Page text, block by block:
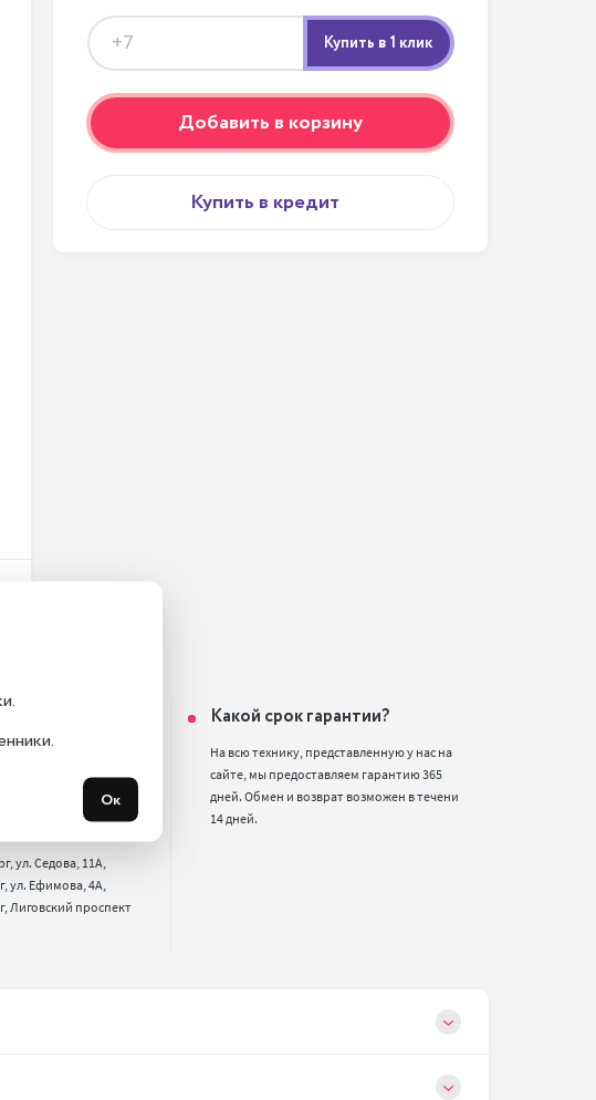
Добавить в корзину
Купить в кредит
Ваш магазин?
Новгородская улица,
Пискарёвский пр., 2
ул. Седова, 11А,
ул. Ефимова, 4А,
Лиговский проспект
Какой срок гарантии?
На всю технику, представленную у нас на
сайте, мы предоставляем гарантию 365
дней. Обмен и возврат возможен в течени
14 дней.
Ок